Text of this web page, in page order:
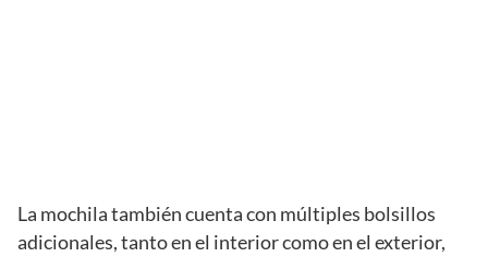
La mochila también cuenta con múltiples bolsillos
adicionales, tanto en el interior como en el exterior,